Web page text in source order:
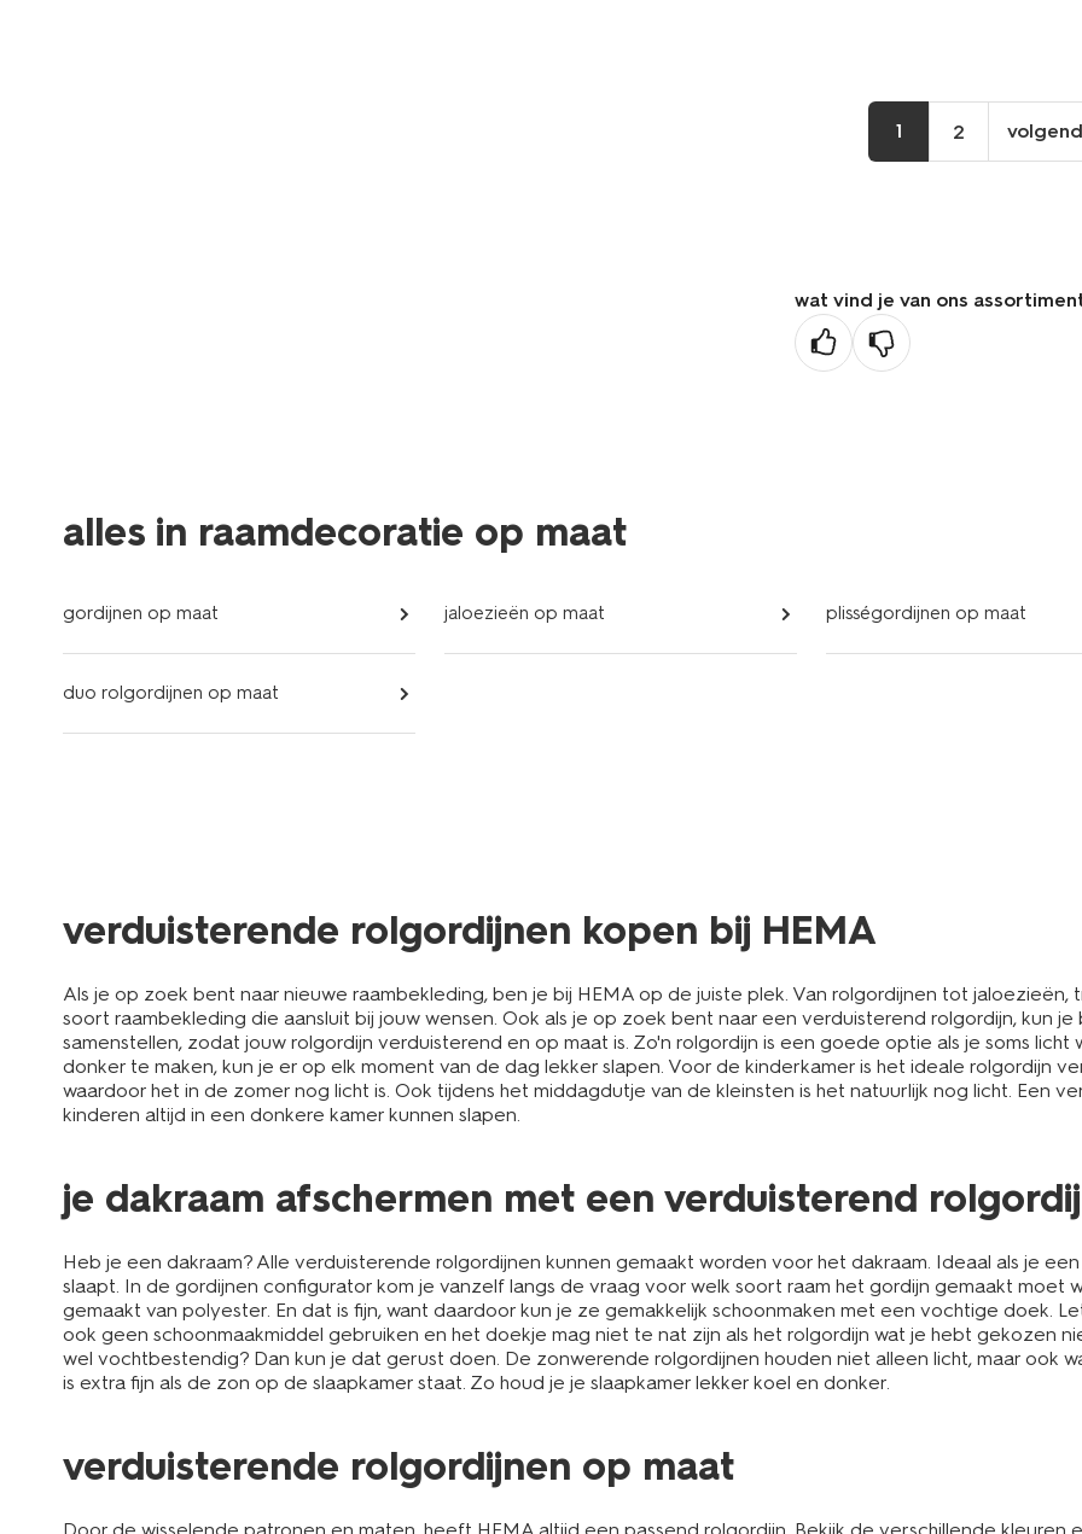
1 2
wat vind je van ons
alles in raamdecoratie op maat
gordijnen op maat jaloezieën op maat plisségordijnen op maat
duo rolgordijnen op maat
verduisterende rolgordijnen kopen bij HEMA
Als je op zoek bent naar nieuwe raambekleding, ben je bij HEMA op de juiste plek. Van rolgordijnen tot
soort raambekleding die aansluit bij jouw wensen. Ook als je op zoek bent naar een verduisterend rolgordijn, kun
samenstellen, zodat jouw rolgordijn verduisterend en op maat is. Zo'n rolgordijn is een goede optie als je soms licht
donker te maken, kun je er op elk moment van de dag lekker slapen. Voor de kinderkamer is het ideale rolgordijn
waardoor het in de zomer nog licht is. Ook tijdens het middagdutje van de kleinsten is het natuurlijk nog licht. Een
kinderen altijd in een donkere kamer kunnen slapen.
je dakraam afschermen met een verduisterend
Heb je een dakraam? Alle verduisterende rolgordijnen kunnen gemaakt worden voor het dakraam. Ideaal als je
slaapt. In de gordijnen configurator kom je vanzelf langs de vraag voor welk soort raam het gordijn gemaakt moet
gemaakt van polyester. En dat is fijn, want daardoor kun je ze gemakkelijk schoonmaken met een vochtige doek.
ook geen schoonmaakmiddel gebruiken en het doekje mag niet te nat zijn als het rolgordijn wat je hebt gekozen
wel vochtbestendig? Dan kun je dat gerust doen. De zonwerende rolgordijnen houden niet alleen licht, maar ook
is extra fijn als de zon op de slaapkamer staat. Zo houd je je slaapkamer lekker koel en donker.
verduisterende rolgordijnen op maat